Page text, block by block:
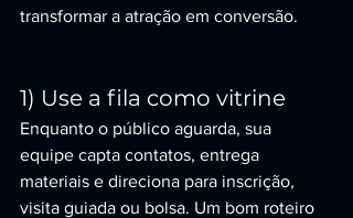
transformar a atração em conversão.
1) Use a fila como vitrine
Enquanto o público aguarda, sua
equipe capta contatos, entrega
materiais e direciona para inscrição,
visita guiada ou bolsa. Um bom roteiro